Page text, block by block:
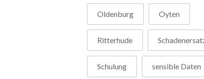
Oldenburg Oyten
Ritterhude
Schulung sensible Daten